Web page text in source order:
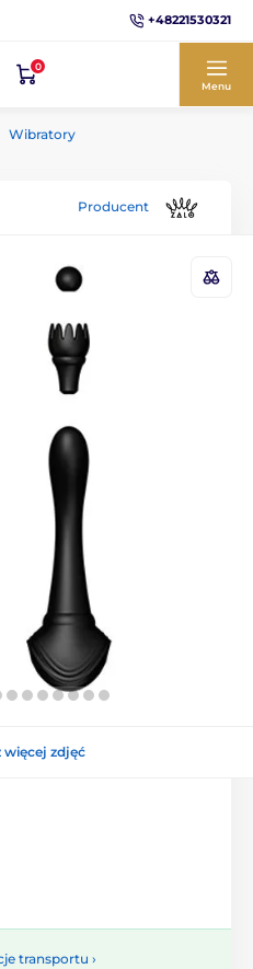
+48221530321
0
Menu
Wibratory
Producent
więcej zdjęć
transportu ›